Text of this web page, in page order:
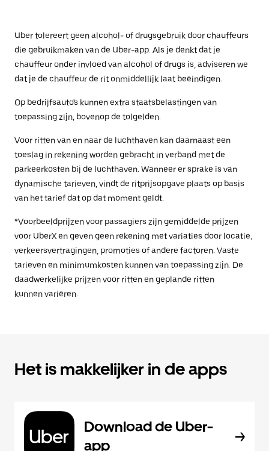
Uber tolereert geen alcohol- of drugsgebruik door chauffeurs
die gebruikmaken van de Uber-app. Als je denkt dat je
chauffeur onder invloed van alcohol of drugs is, adviseren we
dat je de chauffeur de rit onmiddellijk laat beëindigen.
Op bedrijfsauto's kunnen extra staatsbelastingen van
toepassing zijn, bovenop de tolgelden.
Voor ritten van en naar de luchthaven kan daarnaast een
toeslag in rekening worden gebracht in verband met de
parkeerkosten bij de luchthaven. Wanneer er sprake is van
dynamische tarieven, vindt de ritprijsopgave plaats op basis
van het tarief dat op dat moment geldt.
*Voorbeeldprijzen voor passagiers zijn gemiddelde prijzen
voor UberX en geven geen rekening met variaties door locatie,
verkeersvertragingen, promoties of andere factoren. Vaste
tarieven en minimumkosten kunnen van toepassing zijn. De
daadwerkelijke prijzen voor ritten en geplande ritten
kunnen variëren.
Het is makkelijker in de apps
Download de Uber-
app